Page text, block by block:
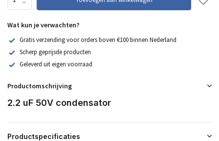
Wat kun je verwachten?
Gratis verzending voor orders boven €100 binnen Nederland
Scherp geprijsde producten
Geleverd uit eigen voorraad
Productomschrijving
2.2 uF 50V condensator
Productspecificaties